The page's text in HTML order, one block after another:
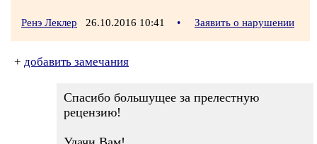
Ренэ Леклер 26.10.2016 10:41 • Заявить о нарушении
+ добавить замечания
Спасибо большущее за прелестную
рецензию!